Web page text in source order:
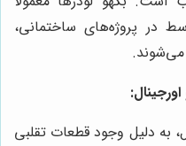
در پروژه‌های ساختمانی،
می‌شوند.
به دلیل وجود قطعات تقلبی